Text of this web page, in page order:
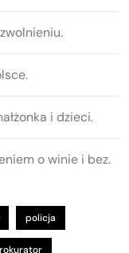
i dzieci.
o winie i bez.
policja